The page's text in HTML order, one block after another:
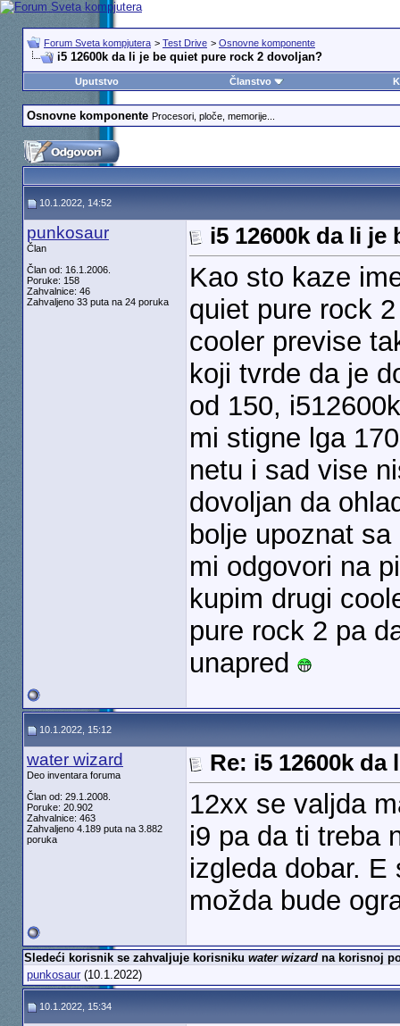
Forum Sveta kompjutera > Test Drive > Osnovne komponente
i5 12600k da li je be quiet pure rock 2 dovoljan?
Uputstvo Članstvo
Osnovne komponente Procesori, ploče, memorije...
10.1.2022, 14:52
punkosaur
Član
Član od: 16.1.2006.
Poruke: 158
Zahvalnice: 46
Zahvaljeno 33 puta na 24 poruka
i5 12600k da li
Kao sto kaze
quiet pure rock
cooler previse
koji tvrde da je
od 150,
mi stigne lga
netu i sad vise
dovoljan da
bolje upoznat
mi odgovori na
kupim drugi
pure rock 2 pa
unapred
10.1.2022, 15:12
water wizard
Deo inventara foruma
Član od: 29.1.2008.
Poruke: 20.902
Zahvalnice: 463
Zahvaljeno 4.189 puta na 3.882
poruka
Re: i5 12600k
12xx se valjda
i9 pa da ti treba
izgleda dobar.
možda bude
Sledeći korisnik se zahvaljuje korisniku water wizardna korisnoj
punkosaur(10.1.2022)
10.1.2022, 15:34